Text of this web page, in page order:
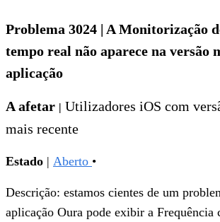
Problema 3024 | A Monitorização
tempo real não aparece na versão
aplicação
A afetar | Utilizadores iOS com
mais recente
Estado | Aberto •
Descrição: estamos cientes de um
aplicação Oura pode exibir a Frequência